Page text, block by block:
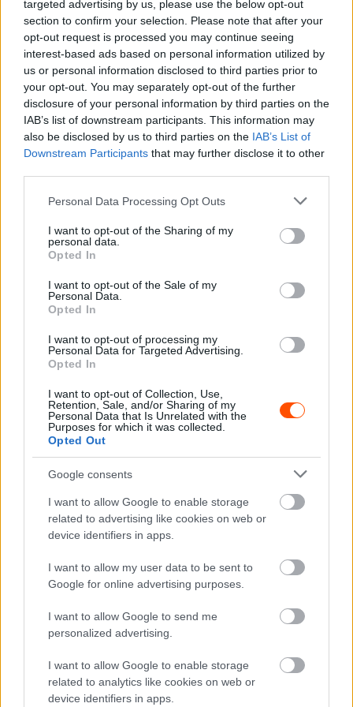
targeted advertising by us, please use the below opt-out
section to confirm your selection. Please note that after your
opt-out request is processed you may continue seeing
interest-based ads based on personal information utilized by
us or personal information disclosed to third parties prior to
your opt-out. You may separately opt-out of the further
disclosure of your personal information by third parties on the
IAB’s list of downstream participants. This information may
also be disclosed by us to third parties on the IAB’s List of
Downstream Participants that may further disclose it to other
Please note that this website/app uses one or more Google
not limited to your visit or usage behaviour. You may click to
grant or deny consent to Google and its third-party tags to
use your data for below specified purposes in below Google
consent section.
Personal Data Processing Opt Outs
I want to opt-out of the Sharing of my
personal data.
Opted In
I want to opt-out of the Sale of my
Personal Data.
Opted In
I want to opt-out of processing my
Personal Data for Targeted Advertising.
Opted In
I want to opt-out of Collection, Use,
Retention, Sale, and/or Sharing of my
Personal Data that Is Unrelated with the
Purposes for which it was collected.
Opted Out
Google consents
I want to allow Google to enable storage
related to advertising like cookies on web or
device identifiers in apps.
I want to allow my user data to be sent to
Google for online advertising purposes.
I want to allow Google to send me
personalized advertising.
I want to allow Google to enable storage
related to analytics like cookies on web or
device identifiers in apps.
beállítást, ezt egy privát teszten nem biztos, hogy ilyen
jól sikerült volna. A fiúk nagyon élvezték a verseny
minden pillanatát, az első gyorsasági szakasztól
beékelték magukat a második helyre. Volt, hogy közelebb
tudtak autózni Hangodiék mögött, de végül a második
helyet szerezték meg, amihez gratulálunk”– folytatta
Árpi.
kategóriájában a Salgótarjáni dupla defektes kiállás után
újra szerencsét próbált.
negyedik helyet szerezték meg, ami nagyon jó eredmény
annak tudatában, hogy ők kihagyták a teljes tavalyi évet.
hogy a következő verseny nekik szinte hazai pálya lesz”
tette hozzá Árpád.
A Helembai Zsolt – Holecz László páros óriásit harcolt,
talán elmondható, hogy az ő kategóriájuk a legdurvább
idén. Az ORC P13-ban a jelenlegi indulók közül, akár öt
páros is tud a győzelemért harcolni. Mi sem bizonyítja
jobban, hogy a verseny fél távjánál szinte mindenki állt az
kategóriában nem lehet elvenni a gázt, mert azonnal
változik az eredmény. Az első verseny ugyan
megnyerték, most be kellett érniük egy harmadik hellyel.
Jártak sokkal előrébb is, de borzasztóan erős párosok és
autók ellen kell menniük. Még az utolsó szakaszra sem
mehettek ki nyugodtan, mert nem lehetett tudni ki nyer.
Nagyon sajnálták, hogy Bodogán Feriék idő előtt